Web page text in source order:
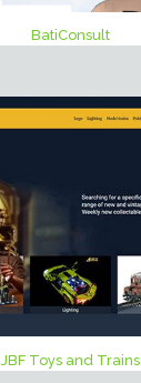
BatiConsult
JBF Toys and Trains